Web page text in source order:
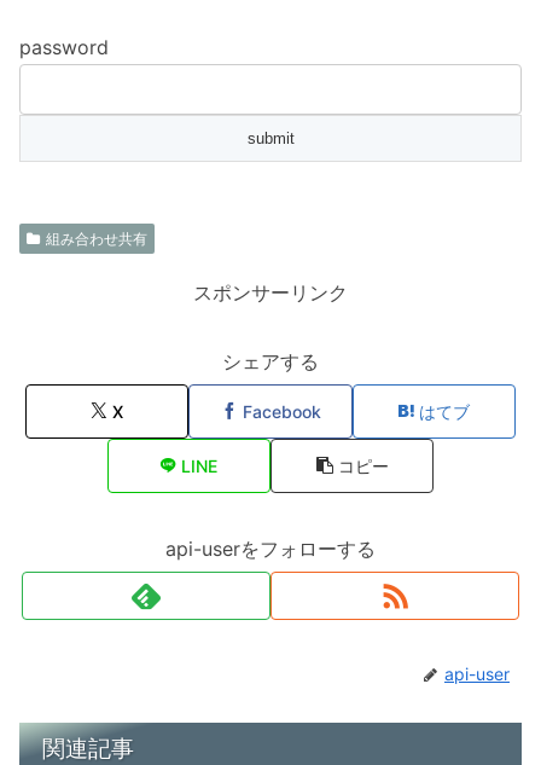
password
組み合わせ共有
スポンサーリンク
シェアする
X Facebook はてブ
LINE コピー
api-userをフォローする
api-user
関連記事